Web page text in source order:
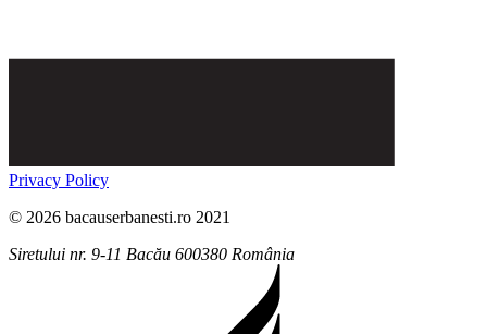
Privacy Policy
© 2026 bacauserbanesti.ro 2021
Siretului nr. 9-11 Bacău 600380 România